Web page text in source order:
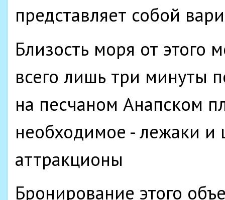
представляет собой
Близость моря от этого
всего лишь три минуты
на песчаном Анапском
необходимое - лежаки
аттракционы
Бронирование этого